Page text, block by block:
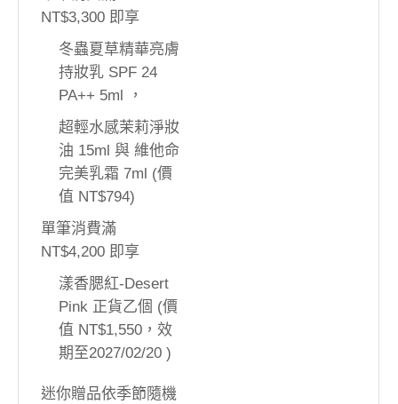
NT$3,300 即享
冬蟲夏草精華亮膚
持妝乳 SPF 24
PA++ 5ml ，
超輕水感茉莉淨妝
油 15ml 與 維他命
完美乳霜 7ml (價
值 NT$794)
單筆消費滿
NT$4,200 即享
漾香腮紅-Desert
Pink 正貨乙個 (價
值 NT$1,550，效
期至2027/02/20 )
迷你贈品依季節隨機